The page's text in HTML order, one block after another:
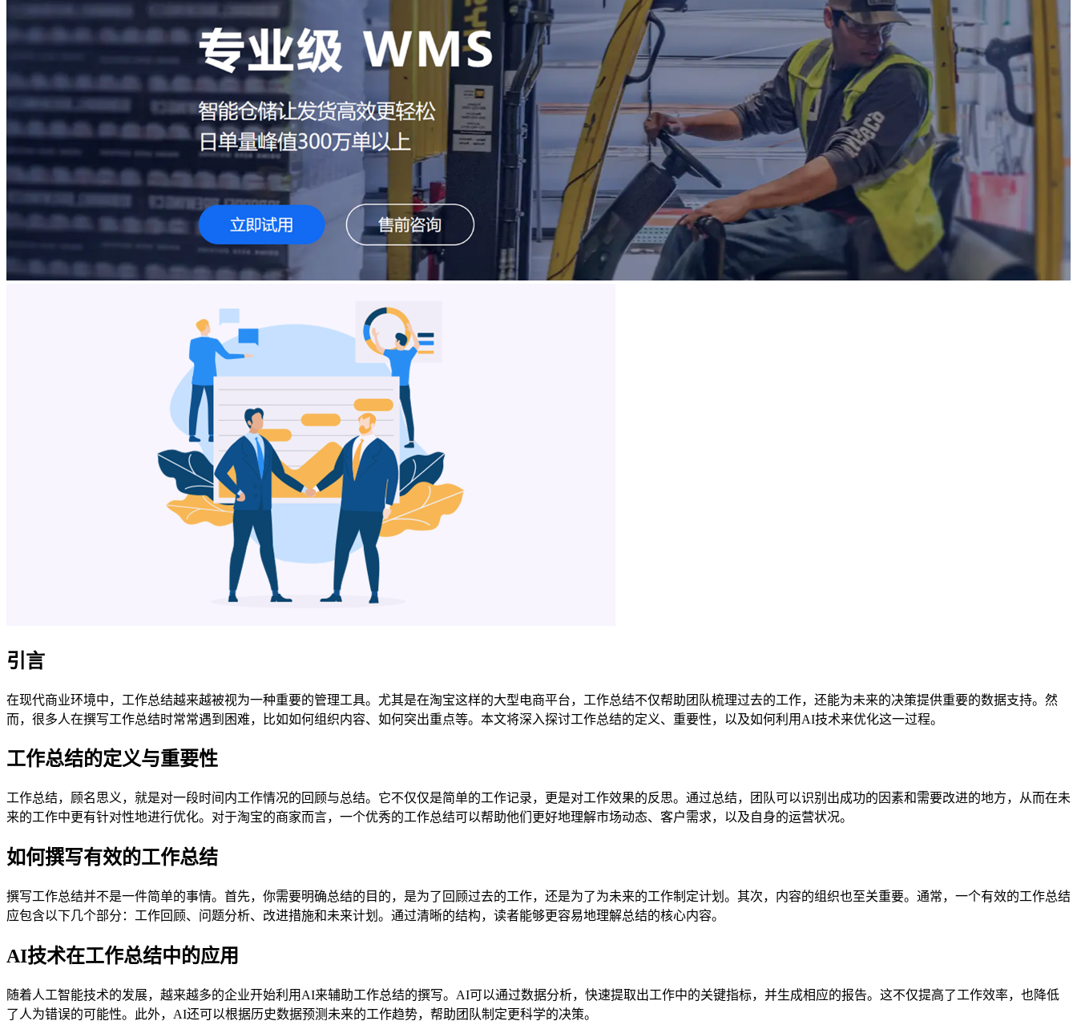
引言
在现代商业环境中，工作总结越来越被视为一种重要的管理工具。尤其是在淘宝这样的大型电商平台，工作总结不仅帮助团队梳理过去的工作，还能为未来的决策提供重要的数据支持。然
而，很多人在撰写工作总结时常常遇到困难，比如如何组织内容、如何突出重点等。本文将深入探讨工作总结的定义、重要性，以及如何利用AI技术来优化这一过程。
工作总结的定义与重要性
工作总结，顾名思义，就是对一段时间内工作情况的回顾与总结。它不仅仅是简单的工作记录，更是对工作效果的反思。通过总结，团队可以识别出成功的因素和需要改进的地方，从而在未
来的工作中更有针对性地进行优化。对于淘宝的商家而言，一个优秀的工作总结可以帮助他们更好地理解市场动态、客户需求，以及自身的运营状况。
如何撰写有效的工作总结
撰写工作总结并不是一件简单的事情。首先，你需要明确总结的目的，是为了回顾过去的工作，还是为了为未来的工作制定计划。其次，内容的组织也至关重要。通常，一个有效的工作总结
应包含以下几个部分：工作回顾、问题分析、改进措施和未来计划。通过清晰的结构，读者能够更容易地理解总结的核心内容。
AI技术在工作总结中的应用
随着人工智能技术的发展，越来越多的企业开始利用AI来辅助工作总结的撰写。AI可以通过数据分析，快速提取出工作中的关键指标，并生成相应的报告。这不仅提高了工作效率，也降低
了人为错误的可能性。此外，AI还可以根据历史数据预测未来的工作趋势，帮助团队制定更科学的决策。